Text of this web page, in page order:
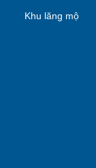
Khu lăng mộ